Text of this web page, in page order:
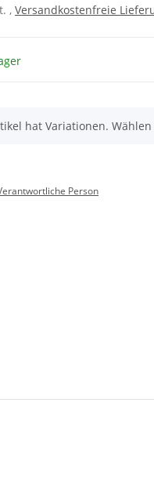
, Versandkostenfreie
hat Variationen.
Person